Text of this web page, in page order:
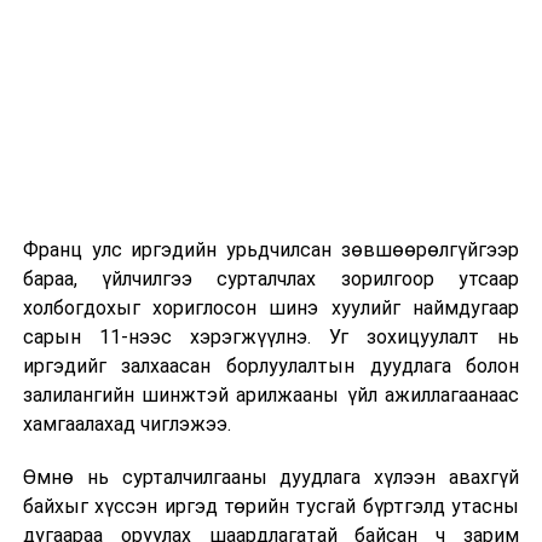
2026 оны 9 дүгээр сарын 13-наас оюутнуудыг
дотуур байранд оруулж эхэлнэ.
Сургууль, цэцэрлэгийн үйл ажиллагааны
зохицуулалт
2026 оны 8 дугаар сарын 17–28-ны өдрүүдэд
байранд элсэлт, бүртгэл болон бусад аливаа
арга хэмжээ зохион байгуулахгүй болно.
Франц улс иргэдийн урьдчилсан зөвшөөрөлгүйгээр
бараа, үйлчилгээ сурталчлах зорилгоор утсаар
холбогдохыг хориглосон шинэ хуулийг наймдугаар
сарын 11-нээс хэрэгжүүлнэ. Уг зохицуулалт нь
иргэдийг залхаасан борлуулалтын дуудлага болон
залилангийн шинжтэй арилжааны үйл ажиллагаанаас
хамгаалахад чиглэжээ.
Өмнө нь сурталчилгааны дуудлага хүлээн авахгүй
байхыг хүссэн иргэд төрийн тусгай бүртгэлд утасны
дугаараа оруулах шаардлагатай байсан ч зарим